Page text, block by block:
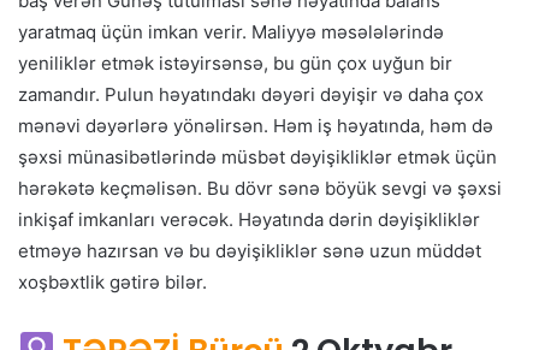
yaratmaq üçün imkan verir. Maliyyə məsələlərində
yeniliklər etmək istəyirsənsə, bu gün çox uyğun bir
zamandır. Pulun həyatındakı dəyəri dəyişir və daha çox
mənəvi dəyərlərə yönəlirsən. Həm iş həyatında, həm də
şəxsi münasibətlərində müsbət dəyişikliklər etmək üçün
hərəkətə keçməlisən. Bu dövr sənə böyük sevgi və şəxsi
inkişaf imkanları verəcək. Həyatında dərin dəyişikliklər
etməyə hazırsan və bu dəyişikliklər sənə uzun müddət
xoşbəxtlik gətirə bilər.